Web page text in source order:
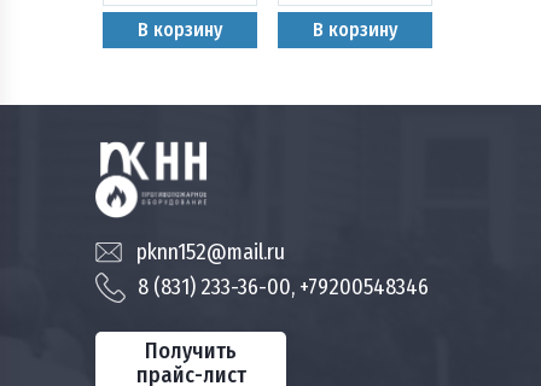
В корзину В корзину
pknn152@mail.ru
8 (831) 233-36-00, +79200548346
Получить
прайс-лист